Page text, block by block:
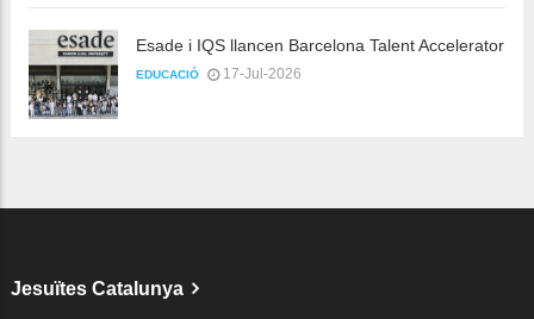
Esade i IQS llancen Barcelona Talent Accelerator
EDUCACIÓ 17-Jul-2026
Jesuïtes Catalunya